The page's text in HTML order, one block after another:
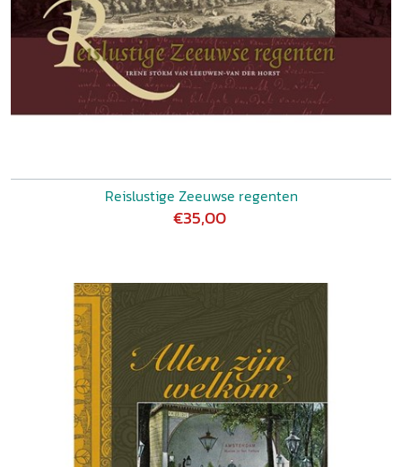
Reislustige Zeeuwse regenten
€35,00